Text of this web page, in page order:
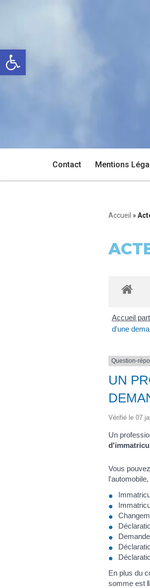
Ouvrir la barre d’outils
contenu
Contact Mentions
Accueil »
Accueil
d'une
Question-
UN
Vérifié le 07
Un
Vous
En plus du
somme est